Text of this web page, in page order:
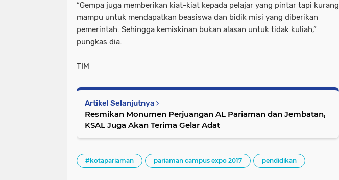
“Gempa juga memberikan kiat-kiat kepada pelajar yang pintar tapi kurang
mampu untuk mendapatkan beasiswa dan bidik misi yang diberikan
pemerintah. Sehingga kemiskinan bukan alasan untuk tidak kuliah,”
pungkas dia.
TIM
Artikel Selanjutnya
Resmikan Monumen Perjuangan AL Pariaman dan Jembatan,
KSAL Juga Akan Terima Gelar Adat
#kotapariaman pariaman campus expo 2017 pendidikan